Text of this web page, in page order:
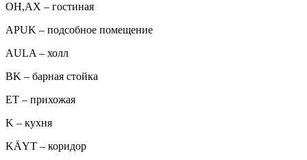
ОН,AX – гостиная
APUK – подсобное помещение
AULA – холл
BK – барная стойка
ET – прихожая
K – кухня
KÄYT – коридор